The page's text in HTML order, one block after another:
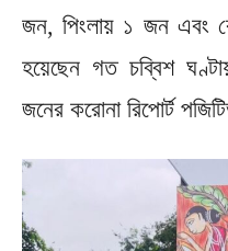
জন, পিংলায় ১ জন এবং
হয়েছেন গত চব্বিশ
জনের করোনা রিপোর্ট